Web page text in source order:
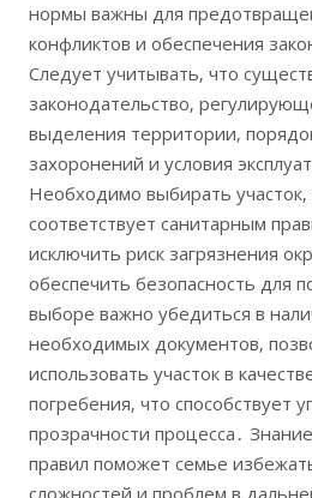
нормы важны для
конфликтов и обеспечения
Следует учитывать‚ что
законодательство‚
выделения территории‚
захоронений и условия
Необходимо выбирать
соответствует санитарным
исключить риск загрязнения
обеспечить безопасность для
выборе важно убедиться в
необходимых документов‚
использовать участок в
погребения‚ что способствует
прозрачности процесса․
правил поможет семье